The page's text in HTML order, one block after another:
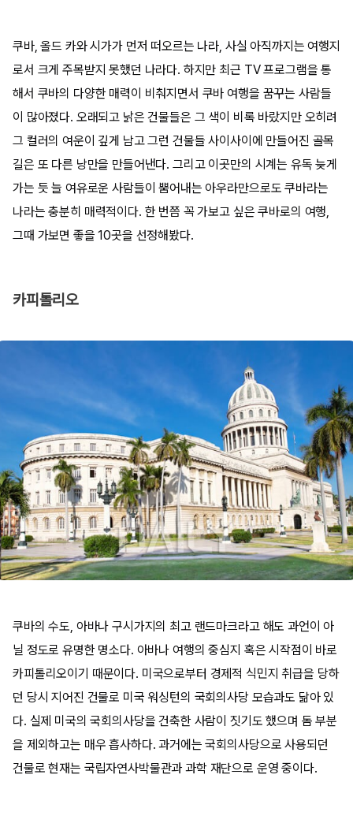
쿠바, 올드 카와 시가가 먼저 떠오르는 나라, 사실 아직까지는 여행지
로서 크게 주목받지 못했던 나라다. 하지만 최근 TV 프로그램을 통
해서 쿠바의 다양한 매력이 비춰지면서 쿠바 여행을 꿈꾸는 사람들
이 많아졌다. 오래되고 낡은 건물들은 그 색이 비록 바랐지만 오히려
그 컬러의 여운이 깊게 남고 그런 건물들 사이사이에 만들어진 골목
길은 또 다른 낭만을 만들어낸다. 그리고 이곳만의 시계는 유독 늦게
가는 듯 늘 여유로운 사람들이 뿜어내는 아우라만으로도 쿠바라는
나라는 충분히 매력적이다. 한 번쯤 꼭 가보고 싶은 쿠바로의 여행,
그때 가보면 좋을 10곳을 선정해봤다.
카피톨리오
쿠바의 수도, 아바나 구시가지의 최고 랜드마크라고 해도 과언이 아
닐 정도로 유명한 명소다. 아바나 여행의 중심지 혹은 시작점이 바로
카피톨리오이기 때문이다. 미국으로부터 경제적 식민지 취급을 당하
던 당시 지어진 건물로 미국 워싱턴의 국회의사당 모습과도 닮아 있
다. 실제 미국의 국회의사당을 건축한 사람이 짓기도 했으며 돔 부분
을 제외하고는 매우 흡사하다. 과거에는 국회의사당으로 사용되던
건물로 현재는 국립자연사박물관과 과학 재단으로 운영 중이다.